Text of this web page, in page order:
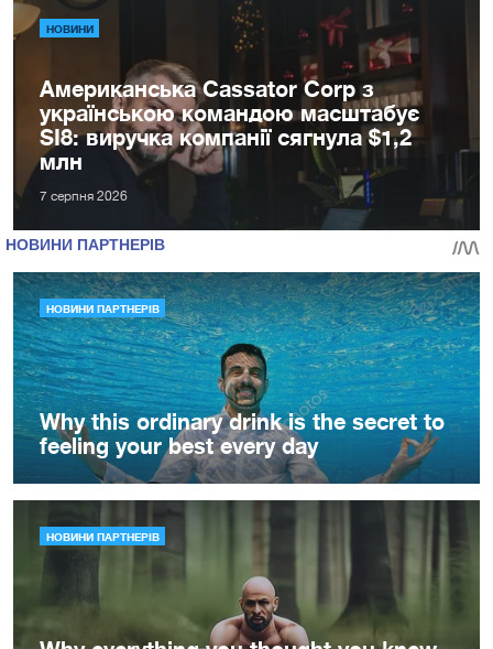
НОВИНИ
Американська Cassator Corp з
українською командою масштабує
SI8: виручка компанії сягнула $1,2
млн
7 серпня 2026